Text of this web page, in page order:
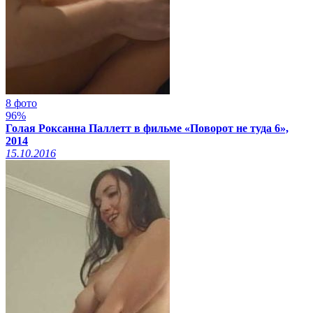
8 фото
96%
Голая Роксанна Паллетт в фильме «Поворот не туда 6»,
2014
15.10.2016